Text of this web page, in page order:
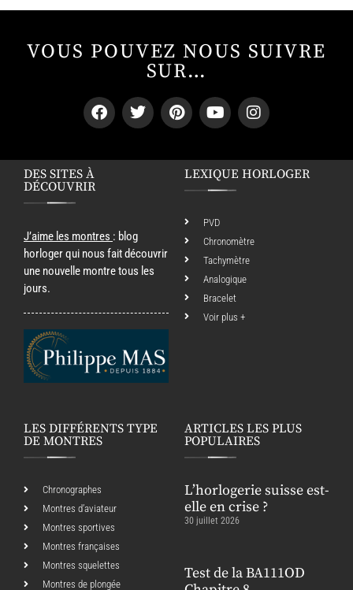
VOUS POUVEZ NOUS SUIVRE
SUR…
DES SITES À
DÉCOUVRIR
J’aime les montres : blog
horloger qui nous fait découvrir
une nouvelle montre tous les
jours.
LEXIQUE HORLOGER
PVD
Chronomètre
Tachymètre
Analogique
Bracelet
Voir plus +
LES DIFFÉRENTS TYPE
DE MONTRES
Chronographes
Montres d’aviateur
Montres sportives
Montres françaises
Montres squelettes
Montres de plongée
ARTICLES LES PLUS
POPULAIRES
L’horlogerie suisse est-
elle en crise ?
30 juillet 2026
Test de la BA111OD